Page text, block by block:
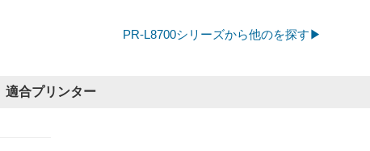
PR-L8700シリーズから他のを探す▶
適合プリンター